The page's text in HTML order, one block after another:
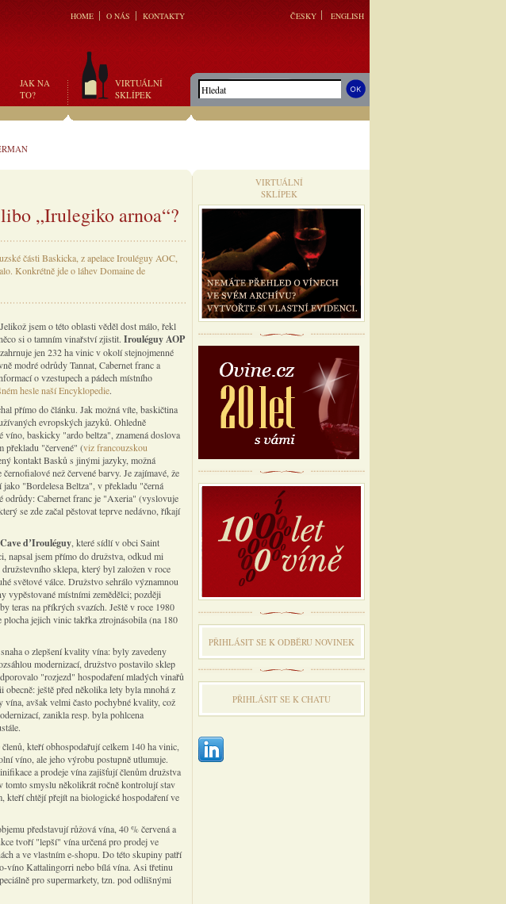
HOME O NÁS KONTAKTY ČESKY ENGLISH
JAK NA
TO?
VIRTUÁLNÍ
SKLÍPEK
„Irulegiko arnoa“?
části Baskicka, z apelace Irouléguy AOC,
Konkrétně jde o láhev Domaine de
jsem o této oblasti věděl dost málo, řekl
si o tamním vinařství zjistit. Irouléguy AOP
jen 232 ha vinic v okolí stejnojmenné
modré odrůdy Tannat, Cabernet franc a
o vzestupech a pádech místního
hesle naší Encyklopedie.
přímo do článku. Jak možná víte, baskičtina
evropských jazyků. Ohledně
baskicky "ardo beltza", znamená doslova
překladu "červené" (viz francouzskou
kontakt Basků s jinými jazyky, možná
než červené barvy. Je zajímavé, že
jako "Bordelesa Beltza", v překladu "černá
odrůdy: Cabernet franc je "Axeria" (vyslovuje
se zde začal pěstovat teprve nedávno, říkají
Cave dʼIrouléguy , které sídlí v obci Saint
napsal jsem přímo do družstva, odkud mi
sklepa, který byl založen v roce
světové válce. Družstvo sehrálo významnou
vypěstované místními zemědělci; později
teras na příkrých svazích. Ještě v roce 1980
jejich vinic takřka ztrojnásobila (na 180
o zlepšení kvality vína: byly zavedeny
modernizací, družstvo postavilo sklep
"rozjezd" hospodaření mladých vinařů
ještě před několika lety byla mnohá z
avšak velmi často pochybné kvality, což
zanikla resp. byla pohlcena
kteří obhospodařují celkem 140 ha vinic,
víno, ale jeho výrobu postupně utlumuje.
a prodeje vína zajišťují členům družstva
tomto smyslu několikrát ročně kontrolují stav
kteří chtějí přejít na biologické hospodaření ve
představují růžová vína, 40 % červená a
tvoří "lepší" vína určená pro prodej ve
a ve vlastním e-shopu. Do této skupiny patří
víno Kattalingorri nebo bílá vína. Asi třetinu
pro supermarkety, tzn. pod odlišnými
VIRTUÁLNÍ
SKLÍPEK
PŘIHLÁSIT SE K ODBĔRU NOVINEK
PŘIHLÁSIT SE K CHATU